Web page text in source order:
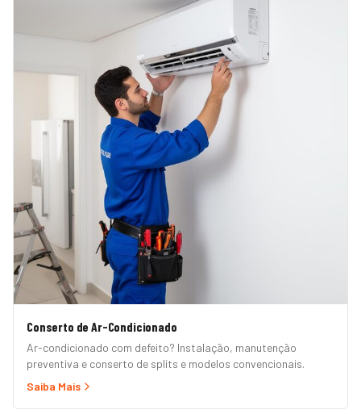
Conserto de Ar-Condicionado
Ar-condicionado com defeito? Instalação, manutenção
preventiva e conserto de splits e modelos convencionais.
Saiba Mais